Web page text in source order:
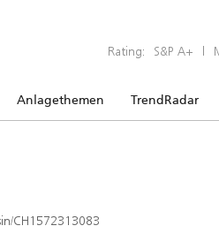
Rating: S&P A+ |
Anlagethemen TrendRadar
CH1572313083